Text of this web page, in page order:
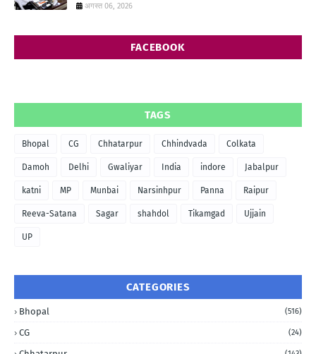
अगस्त 06, 2026
FACEBOOK
TAGS
Bhopal CG Chhatarpur Chhindvada Colkata
Damoh Delhi Gwaliyar India indore Jabalpur
katni MP Munbai Narsinhpur Panna Raipur
Reeva-Satana Sagar shahdol Tikamgad Ujjain
UP
CATEGORIES
Bhopal (516)
CG (24)